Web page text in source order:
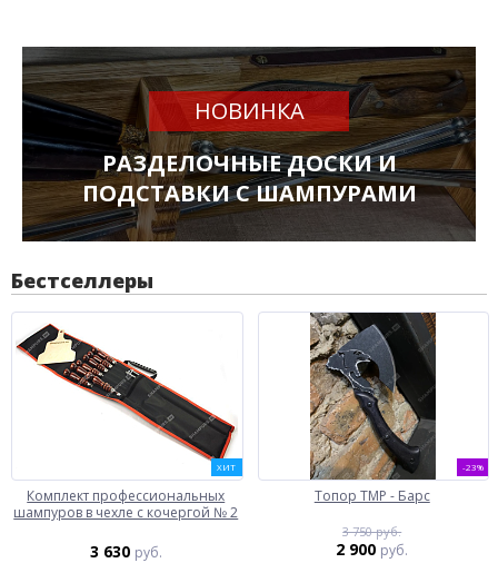
НОВИНКА
РАЗДЕЛОЧНЫЕ ДОСКИ И
ПОДСТАВКИ С ШАМПУРАМИ
Бестселлеры
ХИТ
Комплект профессиональных
шампуров в чехле с кочергой № 2
3 630 руб.
-23%
Топор ТМР - Барс
3 750 руб.
2 900 руб.